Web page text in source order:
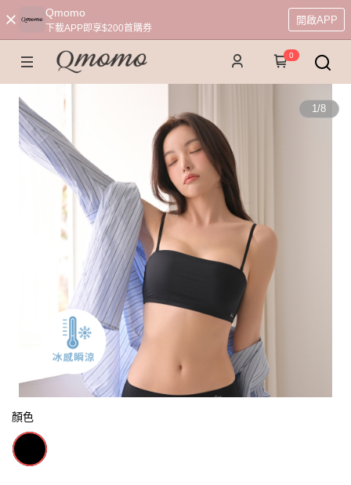
Qmomo
下載APP即享$200首購券
開啟APP
0
1/8
顏色